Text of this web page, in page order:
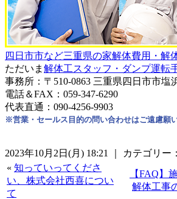
四日市市など三重県の家解体費用・解
ただいま 解体工スタッフ・ダンプ運転
事務所：〒510-0863 三重県四日市市塩
電話＆FAX：059-347-6290
代表直通：090-4256-9903
※営業・セールス目的の問い合わせはご遠慮願い
2023年10月2日(月) 18:21 ｜ カテゴリー：
« 知っていってくださ
い、株式会社西喜につい
て
【FAQ】
解体工事